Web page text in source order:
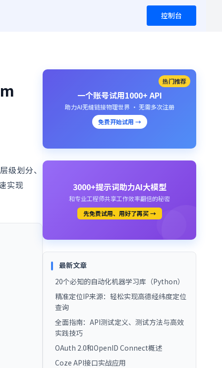
控制台
级划分、
实现
热门推荐
一个账号试用1000+ API
助力AI无缝链接物理世界 · 无需多次注册
免费开始试用 →
3000+提示词助力AI大模型
和专业工程师共享工作效率翻倍的秘密
先免费试用、用好了再买 →
最新文章
20个必知的自动化机器学习库（Python）
精准定位IP来源：轻松实现高德经纬度定位
查询
全面指南：API测试定义、测试方法与高效
实践技巧
OAuth 2.0和OpenID Connect概述
Coze API接口实战应用